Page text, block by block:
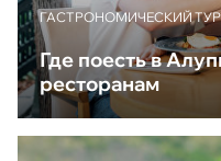
ГАСТРОНОМИЧЕСКИЙ
Где поесть в
ресторанам